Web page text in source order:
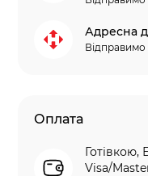
Адресна
Відправимо
Оплата
Готівкою,
Visa/